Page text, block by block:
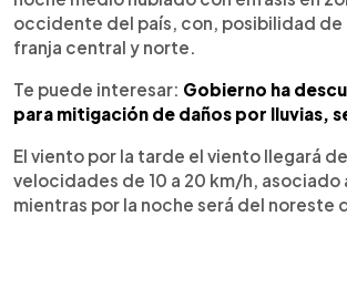
occidente del país, con, posibilidad de
franja central y norte.
Te puede interesar: Gobierno ha
para mitigación de daños por lluvias,
El viento por la tarde el viento llegará
velocidades de 10 a 20 km/h, asociado
mientras por la noche será del noreste